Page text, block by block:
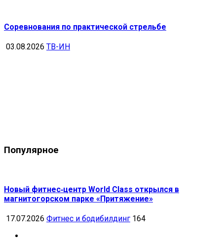
Соревнования по практической стрельбе
03.08.2026 ТВ-ИН
Популярное
Новый фитнес‑центр World Class открылся в
магнитогорском парке «Притяжение»
17.07.2026 Фитнес и бодибилдинг 164